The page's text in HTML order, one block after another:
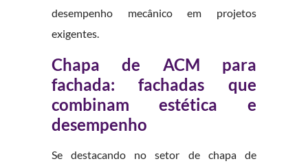
desempenho mecânico em projetos
exigentes.
Chapa de ACM para
fachada: fachadas que
combinam estética e
desempenho
Se destacando no setor de chapa de